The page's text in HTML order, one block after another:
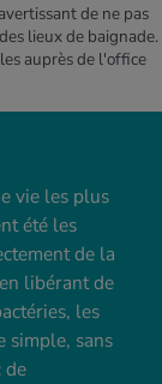
vie les plus
été les
de la
libérant de
les
simple, sans
de
de ne pas
lieux de baignade.
auprès de l'office